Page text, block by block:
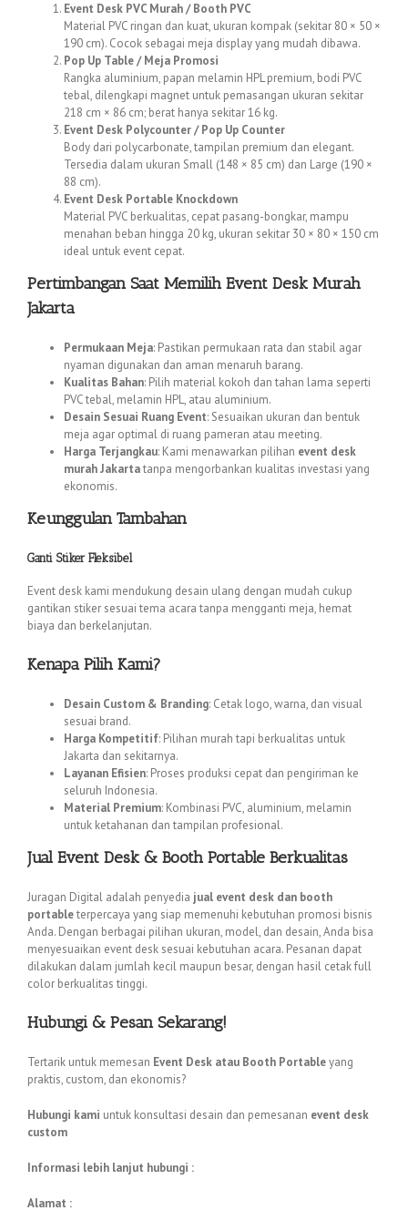
Event Desk PVC Murah / Booth PVC
Material PVC ringan dan kuat, ukuran kompak (sekitar 80 × 50 ×
190 cm). Cocok sebagai meja display yang mudah dibawa.
Pop Up Table / Meja Promosi
Rangka aluminium, papan melamin HPL premium, bodi PVC
tebal, dilengkapi magnet untuk pemasangan ukuran sekitar
218 cm × 86 cm; berat hanya sekitar 16 kg.
Event Desk Polycounter / Pop Up Counter
Body dari polycarbonate, tampilan premium dan elegant.
Tersedia dalam ukuran Small (148 × 85 cm) dan Large (190 ×
88 cm).
Event Desk Portable Knockdown
Material PVC berkualitas, cepat pasang-bongkar, mampu
menahan beban hingga 20 kg, ukuran sekitar 30 × 80 × 150 cm
ideal untuk event cepat.
Pertimbangan Saat Memilih Event Desk Murah
Jakarta
Permukaan Meja: Pastikan permukaan rata dan stabil agar
nyaman digunakan dan aman menaruh barang.
Kualitas Bahan: Pilih material kokoh dan tahan lama seperti
PVC tebal, melamin HPL, atau aluminium.
Desain Sesuai Ruang Event: Sesuaikan ukuran dan bentuk
meja agar optimal di ruang pameran atau meeting.
Harga Terjangkau: Kami menawarkan pilihan event desk
murah Jakartatanpa mengorbankan kualitas investasi yang
ekonomis.
Keunggulan Tambahan
Ganti Stiker Fleksibel
Event desk kami mendukung desain ulang dengan mudah cukup
gantikan stiker sesuai tema acara tanpa mengganti meja, hemat
biaya dan berkelanjutan.
Kenapa Pilih Kami?
Desain Custom & Branding: Cetak logo, warna, dan visual
sesuai brand.
Harga Kompetitif: Pilihan murah tapi berkualitas untuk
Jakarta dan sekitarnya.
Layanan Efisien: Proses produksi cepat dan pengiriman ke
seluruh Indonesia.
Material Premium: Kombinasi PVC, aluminium, melamin
untuk ketahanan dan tampilan profesional.
Jual Event Desk & Booth Portable Berkualitas
Juragan Digital adalah penyedia jual event desk dan booth
portableterpercaya yang siap memenuhi kebutuhan promosi bisnis
Anda. Dengan berbagai pilihan ukuran, model, dan desain, Anda bisa
menyesuaikan event desk sesuai kebutuhan acara. Pesanan dapat
dilakukan dalam jumlah kecil maupun besar, dengan hasil cetak full
color berkualitas tinggi.
Hubungi & Pesan Sekarang!
Tertarik untuk memesan Event Desk atau Booth Portableyang
praktis, custom, dan ekonomis?
Hubungi kami untuk konsultasi desain dan pemesanan event desk
custom
Informasi lebih lanjut hubungi :
Alamat :